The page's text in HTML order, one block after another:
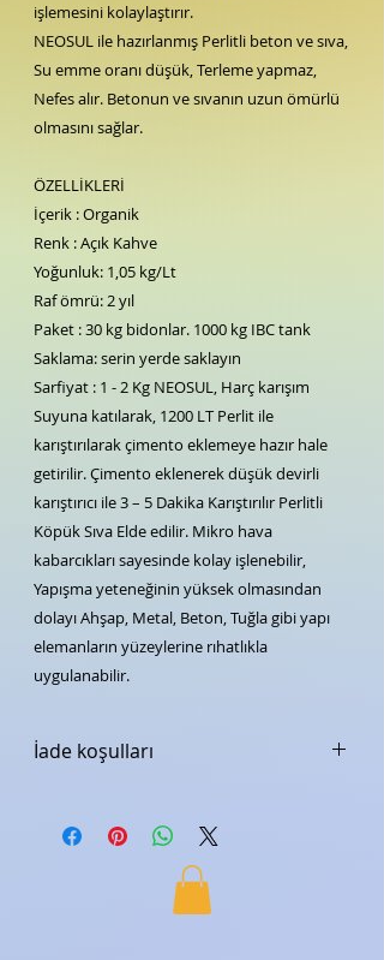
işlemesini kolaylaştırır.
NEOSUL ile hazırlanmış Perlitli beton ve sıva,
Su emme oranı düşük, Terleme yapmaz,
Nefes alır. Betonun ve sıvanın uzun ömürlü
olmasını sağlar.
ÖZELLİKLERİ
İçerik : Organik
Renk : Açık Kahve
Yoğunluk: 1,05 kg/Lt
Raf ömrü: 2 yıl
Paket : 30 kg bidonlar. 1000 kg IBC tank
Saklama: serin yerde saklayın
Sarfiyat : 1 - 2 Kg NEOSUL, Harç karışım
Suyuna katılarak, 1200 LT Perlit ile
karıştırılarak çimento eklemeye hazır hale
getirilir. Çimento eklenerek düşük devirli
karıştırıcı ile 3 – 5 Dakika Karıştırılır Perlitli
Köpük Sıva Elde edilir. Mikro hava
kabarcıkları sayesinde kolay işlenebilir,
Yapışma yeteneğinin yüksek olmasından
dolayı Ahşap, Metal, Beton, Tuğla gibi yapı
elemanların yüzeylerine rıhatlıkla
uygulanabilir.
İade koşulları
Teslimat tarihinden itibaren 7 gün
içerisinde iade edebilirsiniz.
İadenizi Aras Kargo ile bize
İadelerde kargo ücretini gönderici